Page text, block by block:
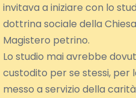
invitava a iniziare con lo
dottrina sociale della
Magistero petrino.
Lo studio mai avrebbe
custodito per se stessi, per
messo a servizio della